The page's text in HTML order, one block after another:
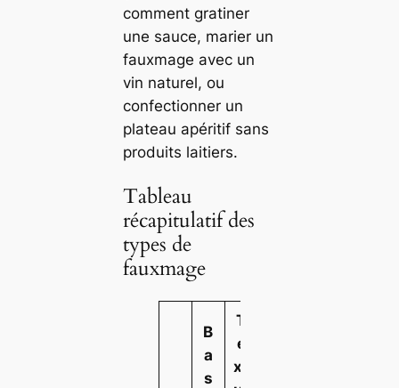
comment gratiner
une sauce, marier un
fauxmage avec un
vin naturel, ou
confectionner un
plateau apéritif sans
produits laitiers.
Tableau
récapitulatif des
types de
fauxmage
B
a
s
T
e
xt